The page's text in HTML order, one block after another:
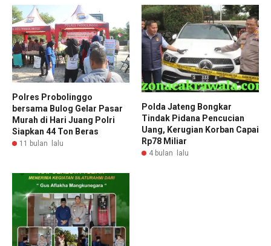
Polres Probolinggo
bersama Bulog Gelar Pasar
Murah di Hari Juang Polri
Siapkan 44 Ton Beras
11 bulan lalu
Polda Jateng Bongkar
Tindak Pidana Pencucian
Uang, Kerugian Korban Capai
Rp78 Miliar
4 bulan lalu